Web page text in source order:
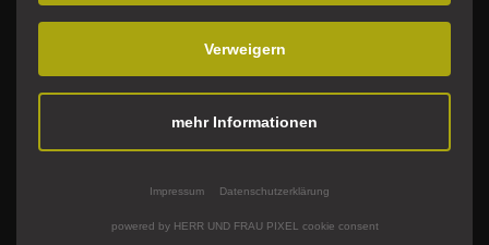
Verweigern
mehr Informationen
Impressum Datenschutzerklärung
powered by HERR UND FRAU PIXEL cookie consent